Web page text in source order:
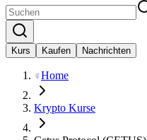
Kurs Kaufen Nachrichten
Home
Krypto Kurse